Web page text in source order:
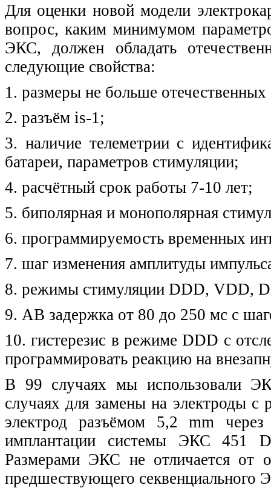
Для оценки новой модели
вопрос, каким минимумом
ЭКС, должен обладать
следующие свойства:
1. размеры не больше
2. разъём is-1;
3. наличие телеметрии с
батареи, параметров стимуляции;
4. расчётный срок работы 7-10 лет;
5. биполярная и монополярная
6. программируемость временных
7. шаг изменения амплитуды
8. режимы стимуляции DDD, VDD,
9. АВ задержка от 80 до 250 мс с
10. гистерезис в режиме DDD с
программировать реакцию на
В 99 случаях мы использовали
случаях для замены на электроды
электрод разъёмом 5,2 mm
имплантации системы ЭКС 451
Размерами ЭКС не отличается от
предшествующего секвенциального